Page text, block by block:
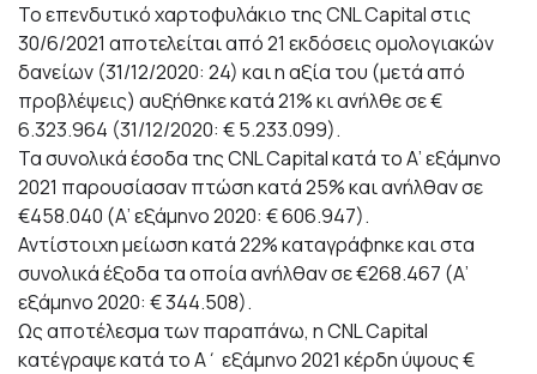
Το επενδυτικό χαρτοφυλάκιο της CNL Capital στις
30/6/2021 αποτελείται από 21 εκδόσεις ομολογιακών
δανείων (31/12/2020: 24) και η αξία του (μετά από
προβλέψεις) αυξήθηκε κατά 21% κι ανήλθε σε €
6.323.964 (31/12/2020: € 5.233.099).
Τα συνολικά έσοδα της CNL Capital κατά το Α’ εξάμηνο
2021 παρουσίασαν πτώση κατά 25% και ανήλθαν σε
€458.040 (Α’ εξάμηνο 2020: € 606.947).
Αντίστοιχη μείωση κατά 22% καταγράφηκε και στα
συνολικά έξοδα τα οποία ανήλθαν σε €268.467 (Α’
εξάμηνο 2020: € 344.508).
Ως αποτέλεσμα των παραπάνω, η CNL Capital
κατέγραψε κατά το Α΄ εξάμηνο 2021 κέρδη ύψους €